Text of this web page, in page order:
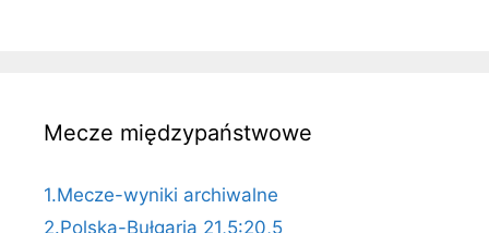
Mecze międzypaństwowe
1.Mecze-wyniki archiwalne
2.Polska-Bułgaria 21,5:20,5